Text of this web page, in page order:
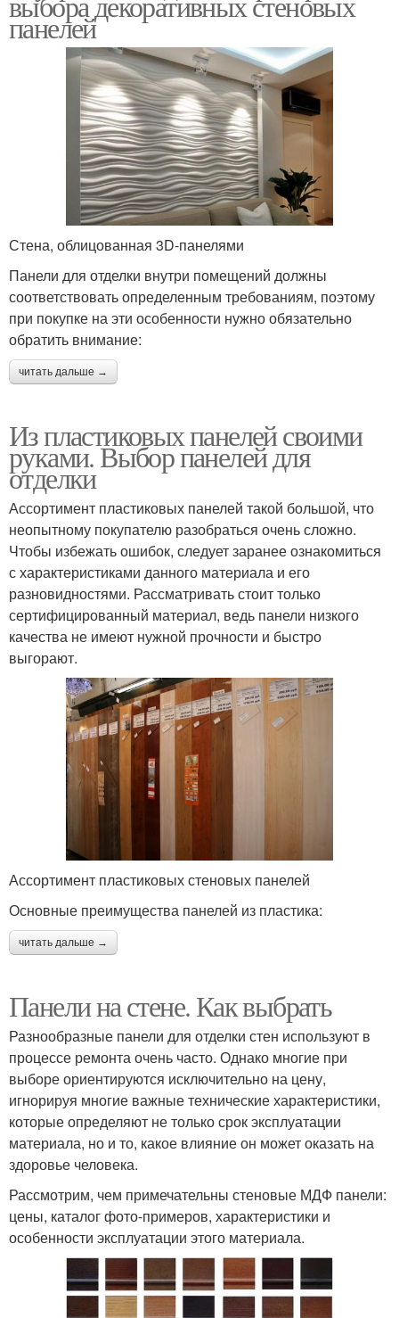
панелей
Стена, облицованная 3D-панелями
Панели для отделки внутри помещений должны
соответствовать определенным требованиям, поэтому
при покупке на эти особенности нужно обязательно
обратить внимание:
читать дальше →
Из пластиковых панелей своими
руками. Выбор панелей для
отделки
Ассортимент пластиковых панелей такой большой, что
неопытному покупателю разобраться очень сложно.
Чтобы избежать ошибок, следует заранее ознакомиться
с характеристиками данного материала и его
разновидностями. Рассматривать стоит только
сертифицированный материал, ведь панели низкого
качества не имеют нужной прочности и быстро
выгорают.
Ассортимент пластиковых стеновых панелей
Основные преимущества панелей из пластика:
читать дальше →
Панели на стене. Как выбрать
Разнообразные панели для отделки стен используют в
процессе ремонта очень часто. Однако многие при
выборе ориентируются исключительно на цену,
игнорируя многие важные технические характеристики,
которые определяют не только срок эксплуатации
материала, но и то, какое влияние он может оказать на
здоровье человека.
Рассмотрим, чем примечательны стеновые МДФ панели:
цены, каталог фото-примеров, характеристики и
особенности эксплуатации этого материала.